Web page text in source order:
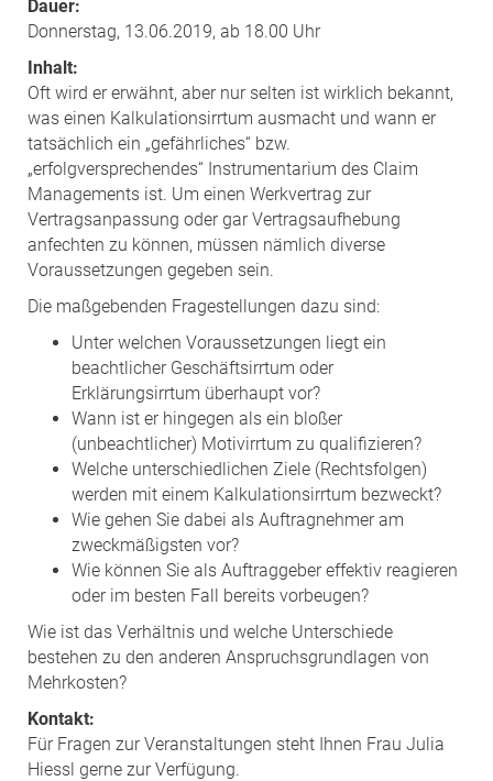
Dauer:
Donnerstag, 13.06.2019, ab 18.00 Uhr
Inhalt:
Oft wird er erwähnt, aber nur selten ist wirklich bekannt,
was einen Kalkulationsirrtum ausmacht und wann er
tatsächlich ein „gefährliches“ bzw.
„erfolgversprechendes“ Instrumentarium des Claim
Managements ist. Um einen Werkvertrag zur
Vertragsanpassung oder gar Vertragsaufhebung
anfechten zu können, müssen nämlich diverse
Voraussetzungen gegeben sein.
Die maßgebenden Fragestellungen dazu sind:
Unter welchen Voraussetzungen liegt ein
beachtlicher Geschäftsirrtum oder
Erklärungsirrtum überhaupt vor?
Wann ist er hingegen als ein bloßer
(unbeachtlicher) Motivirrtum zu qualifizieren?
Welche unterschiedlichen Ziele (Rechtsfolgen)
werden mit einem Kalkulationsirrtum bezweckt?
Wie gehen Sie dabei als Auftragnehmer am
zweckmäßigsten vor?
Wie können Sie als Auftraggeber effektiv reagieren
oder im besten Fall bereits vorbeugen?
Wie ist das Verhältnis und welche Unterschiede
bestehen zu den anderen Anspruchsgrundlagen von
Mehrkosten?
Kontakt:
Für Fragen zur Veranstaltungen steht Ihnen Frau Julia
Hiessl gerne zur Verfügung.